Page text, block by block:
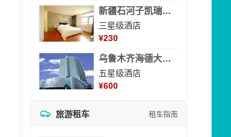
新疆石河子凯瑞酒店
三星级酒店
¥230
乌鲁木齐海德大酒店
五星级酒店
¥600
旅游租车 租车指南